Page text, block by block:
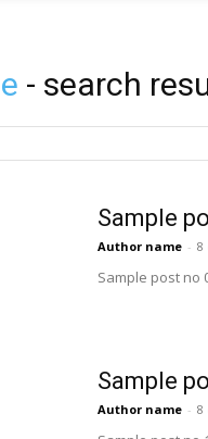
- search
Sample
Author name - 8
Sample post no
Sample
Author name - 8